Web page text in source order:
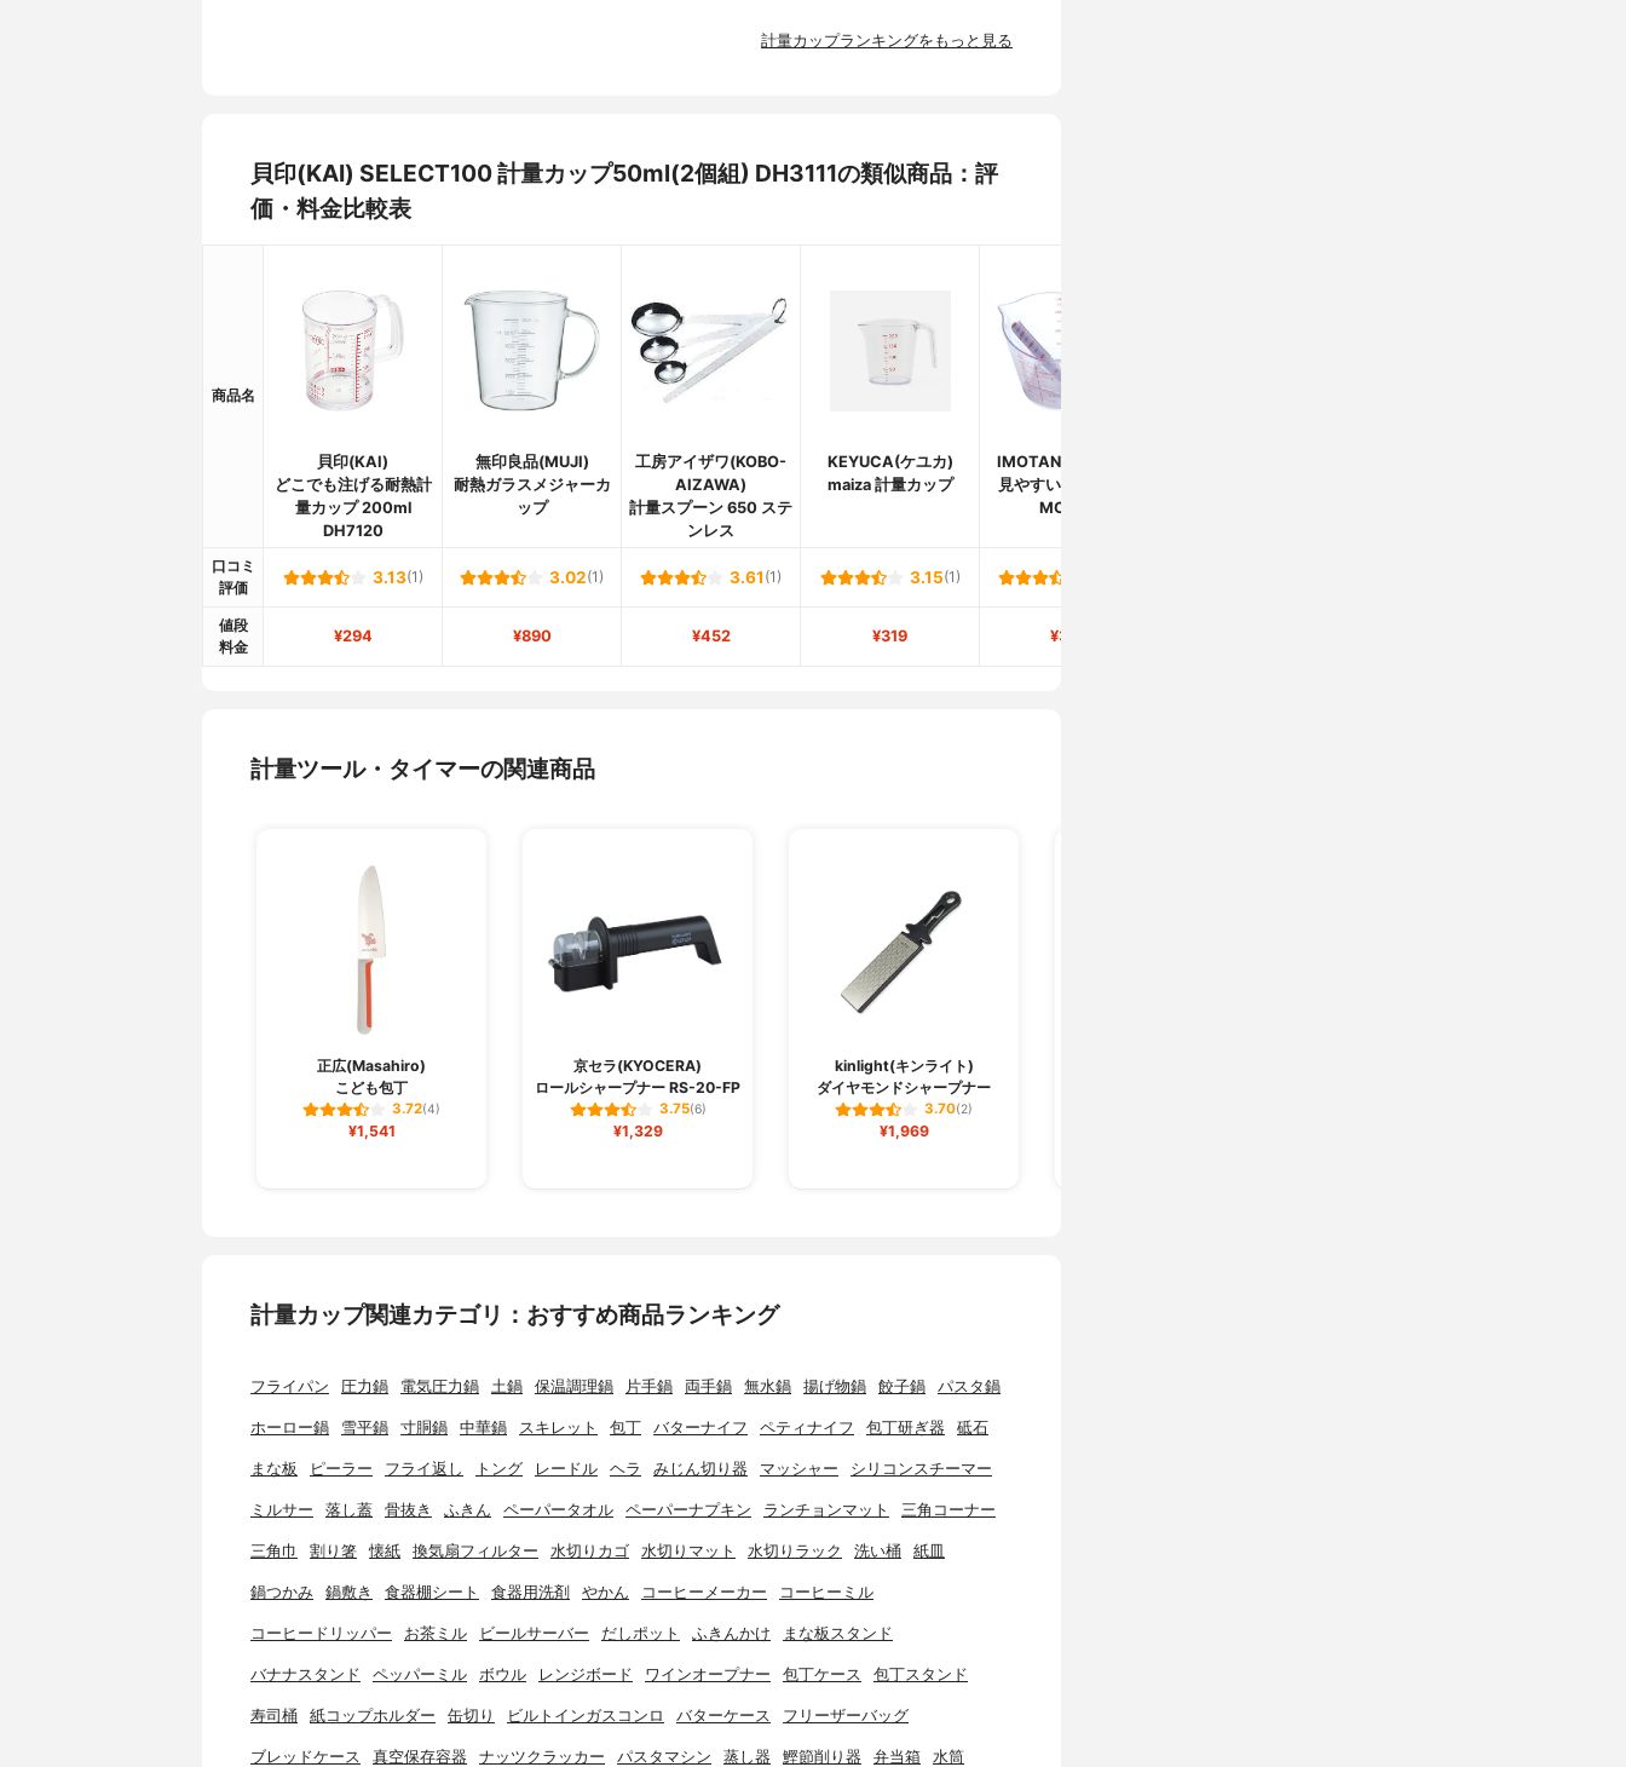
計量カップランキングをもっと見る
貝印(KAI) SELECT100 計量カップ50ml(2個組) DH3111の類似商品：評
価・料金比較表
商品名
貝印(KAI)
どこでも注げる耐熱計
量カップ 200ml
DH7120
無印良品(MUJI)
耐熱ガラスメジャーカ
ップ
工房アイザワ(KOBO-
AIZAWA)
計量スプーン 650 ステ
ンレス
KEYUCA(ケユカ)
maiza 計量カップ
IMOTANI(イモタニ)
見やすい計量カップ
MC-110
口コミ
評価
3.13(1) 3.02(1) 3.61 (1) 3.15(1)
値段
料金
¥294 ¥890 ¥452 ¥319 ¥346
計量ツール・タイマーの関連商品
正広(Masahiro)
こども包丁
3.72(4)
¥1,541
京セラ(KYOCERA)
ロールシャープナー RS-20-FP
3.75(6)
¥1,329
kinlight(キンライト)
ダイヤモンドシャープナー
3.70(2)
¥1,969
計量カップ関連カテゴリ：おすすめ商品ランキング
フライパン 圧力鍋 電気圧力鍋 土鍋 保温調理鍋 片手鍋 両手鍋 無水鍋 揚げ物鍋 餃子鍋 パスタ鍋
ホーロー鍋 雪平鍋 寸胴鍋 中華鍋 スキレット 包丁 バターナイフ ペティナイフ 包丁研ぎ器 砥石
まな板 ピーラー フライ返し トング レードル ヘラ みじん切り器 マッシャー シリコンスチーマー
ミルサー 落し蓋 骨抜き ふきん ペーパータオル ペーパーナプキン ランチョンマット 三角コーナー
三角巾 割り箸 懐紙 換気扇フィルター 水切りカゴ 水切りマット 水切りラック 洗い桶 紙皿
鍋つかみ 鍋敷き 食器棚シート 食器用洗剤 やかん コーヒーメーカー コーヒーミル
コーヒードリッパー お茶ミル ビールサーバー だしポット ふきんかけ まな板スタンド
バナナスタンド ペッパーミル ボウル レンジボード ワインオープナー 包丁ケース 包丁スタンド
寿司桶 紙コップホルダー 缶切り ビルトインガスコンロ バターケース フリーザーバッグ
ブレッドケース 真空保存容器 ナッツクラッカー パスタマシン 蒸し器 鰹節削り器 弁当箱 水筒